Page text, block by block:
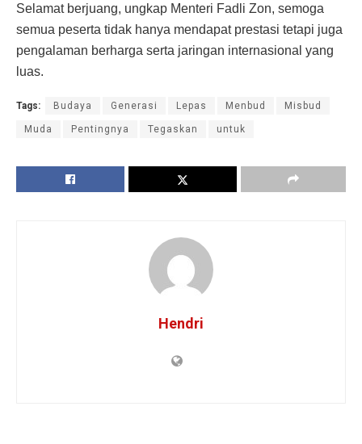
Selamat berjuang, ungkap Menteri Fadli Zon, semoga
semua peserta tidak hanya mendapat prestasi tetapi juga
pengalaman berharga serta jaringan internasional yang
luas.
Tags: Budaya Generasi Lepas Menbud Misbud
Muda Pentingnya Tegaskan untuk
Hendri